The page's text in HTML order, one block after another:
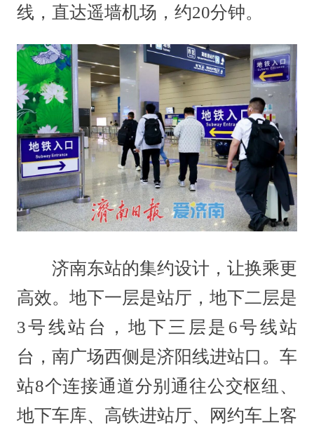
线，直达遥墙机场，约20分钟。
济南东站的集约设计，让换乘更
高效。地下一层是站厅，地下二层是
3号线站台，地下三层是6号线站
台，南广场西侧是济阳线进站口。车
站8个连接通道分别通往公交枢纽、
地下车库、高铁进站厅、网约车上客